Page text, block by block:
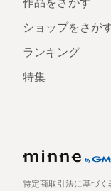
作品をさがす
ショップをさが
ランキング
特集
特定商取引法に基づく